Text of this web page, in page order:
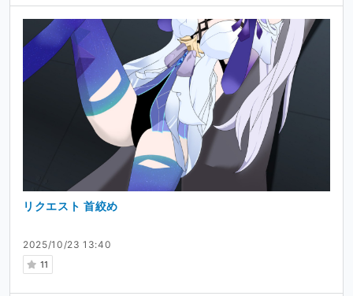
2025/10/23 13:40
11
リクエスト 首絞め